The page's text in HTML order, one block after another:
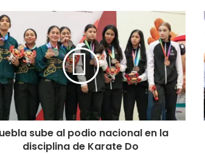
sube al podio nacional en la
disciplina de Karate Do